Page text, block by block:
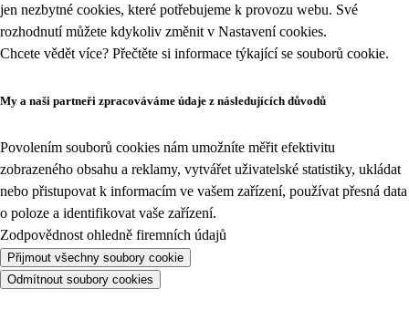
jen nezbytné cookies, které potřebujeme k provozu webu. Své
rozhodnutí můžete kdykoliv změnit v Nastavení cookies.
Chcete vědět více? Přečtěte si informace týkající se souborů cookie.
My a naši partneři zpracováváme údaje z následujících důvodů
Povolením souborů cookies nám umožníte měřit efektivitu
zobrazeného obsahu a reklamy, vytvářet uživatelské statistiky, ukládat
nebo přistupovat k informacím ve vašem zařízení, používat přesná data
o poloze a identifikovat vaše zařízení.
Zodpovědnost ohledně firemních údajů
Přijmout všechny soubory cookie
Odmítnout soubory cookies